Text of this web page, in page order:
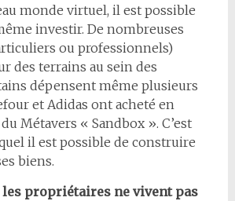
monde virtuel, il est possible
investir. De nombreuses
ou professionnels)
des terrains au sein des
dépensent même plusieurs
et Adidas ont acheté en
Métavers « Sandbox ». C’est
il est possible de construire
biens.
les propriétaires ne vivent pas